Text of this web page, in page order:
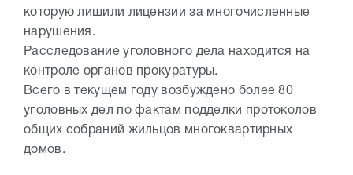
которую лишили лицензии за многочисленные
нарушения.
Расследование уголовного дела находится на
контроле органов прокуратуры.
Всего в текущем году возбуждено более 80
уголовных дел по фактам подделки протоколов
общих собраний жильцов многоквартирных
домов.